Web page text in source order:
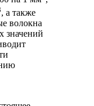
, а также
волокна
значений